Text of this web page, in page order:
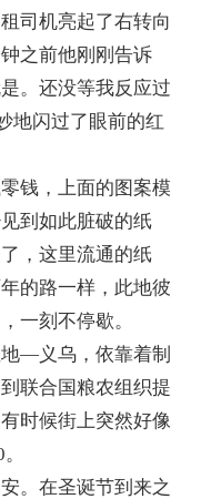
司机亮起了右转向
之前他刚刚告诉
。还没等我反应过
地闪过了眼前的红
钱，上面的图案模
到如此脏破的纸
，这里流通的纸
的路一样，此地彼
一刻不停歇。
—义乌，依靠着制
联合国粮农组织提
时候街上突然好像
。在圣诞节到来之